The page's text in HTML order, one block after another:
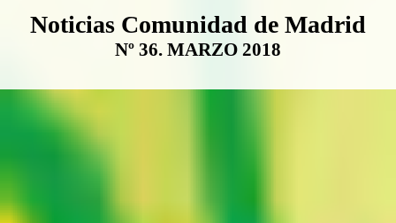
Boletín Noticias Comunidad de
Noticias Comunidad de Madrid
Nº 36. MARZO 2018